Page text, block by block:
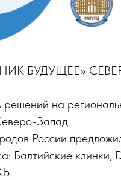
БУДУЩЕЕ»
на
Запад.
России
Балтийские клинки,